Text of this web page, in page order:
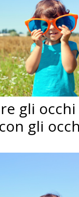
gli
gli